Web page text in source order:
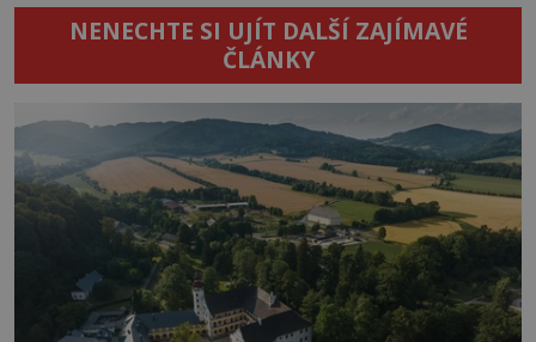
NENECHTE SI UJÍT DALŠÍ ZAJÍMAVÉ
ČLÁNKY